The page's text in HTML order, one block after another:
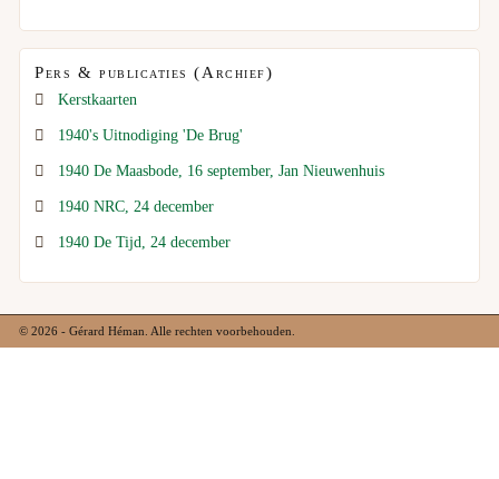
Pers & publicaties (Archief)
Kerstkaarten
1940's Uitnodiging 'De Brug'
1940 De Maasbode, 16 september, Jan Nieuwenhuis
1940 NRC, 24 december
1940 De Tijd, 24 december
© 2026 - Gérard Héman. Alle rechten voorbehouden.